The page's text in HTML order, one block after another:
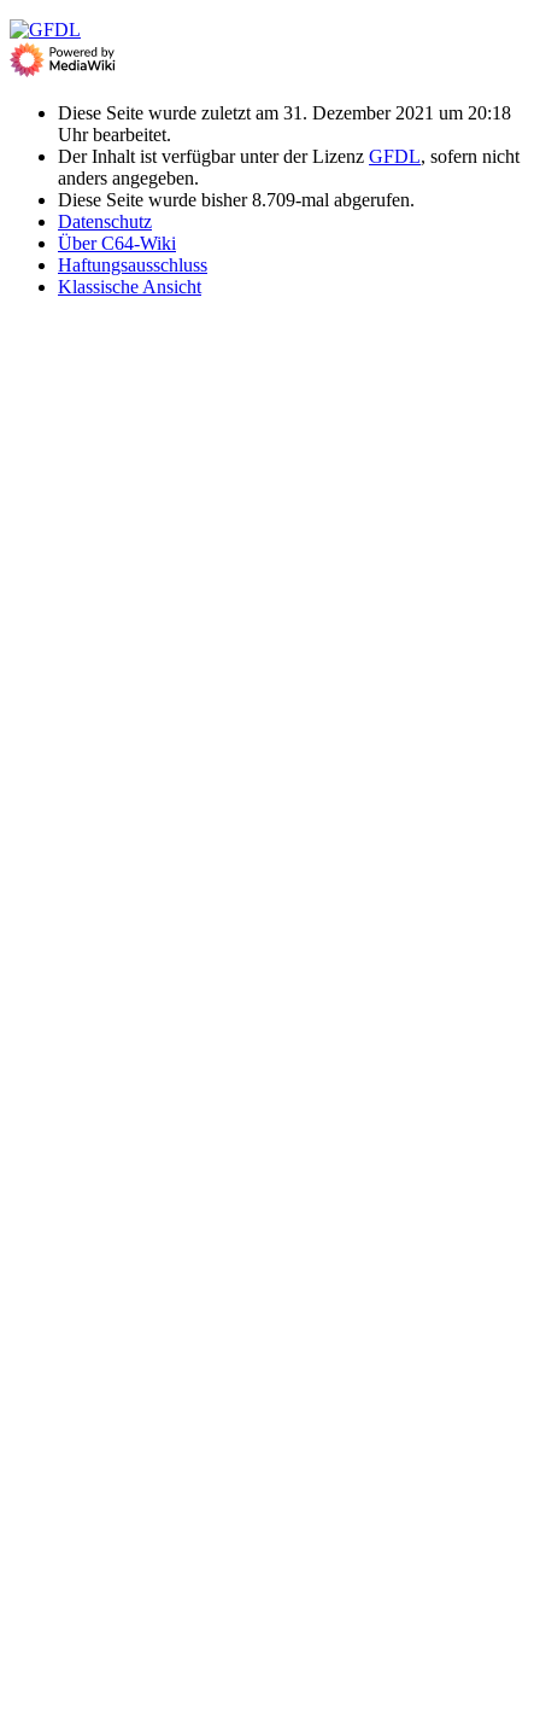
Diese Seite wurde zuletzt am 31. Dezember 2021 um 20:18
Uhr bearbeitet.
Der Inhalt ist verfügbar unter der Lizenz GFDL, sofern nicht
anders angegeben.
Diese Seite wurde bisher 8.709-mal abgerufen.
Datenschutz
Über C64-Wiki
Haftungsausschluss
Klassische Ansicht